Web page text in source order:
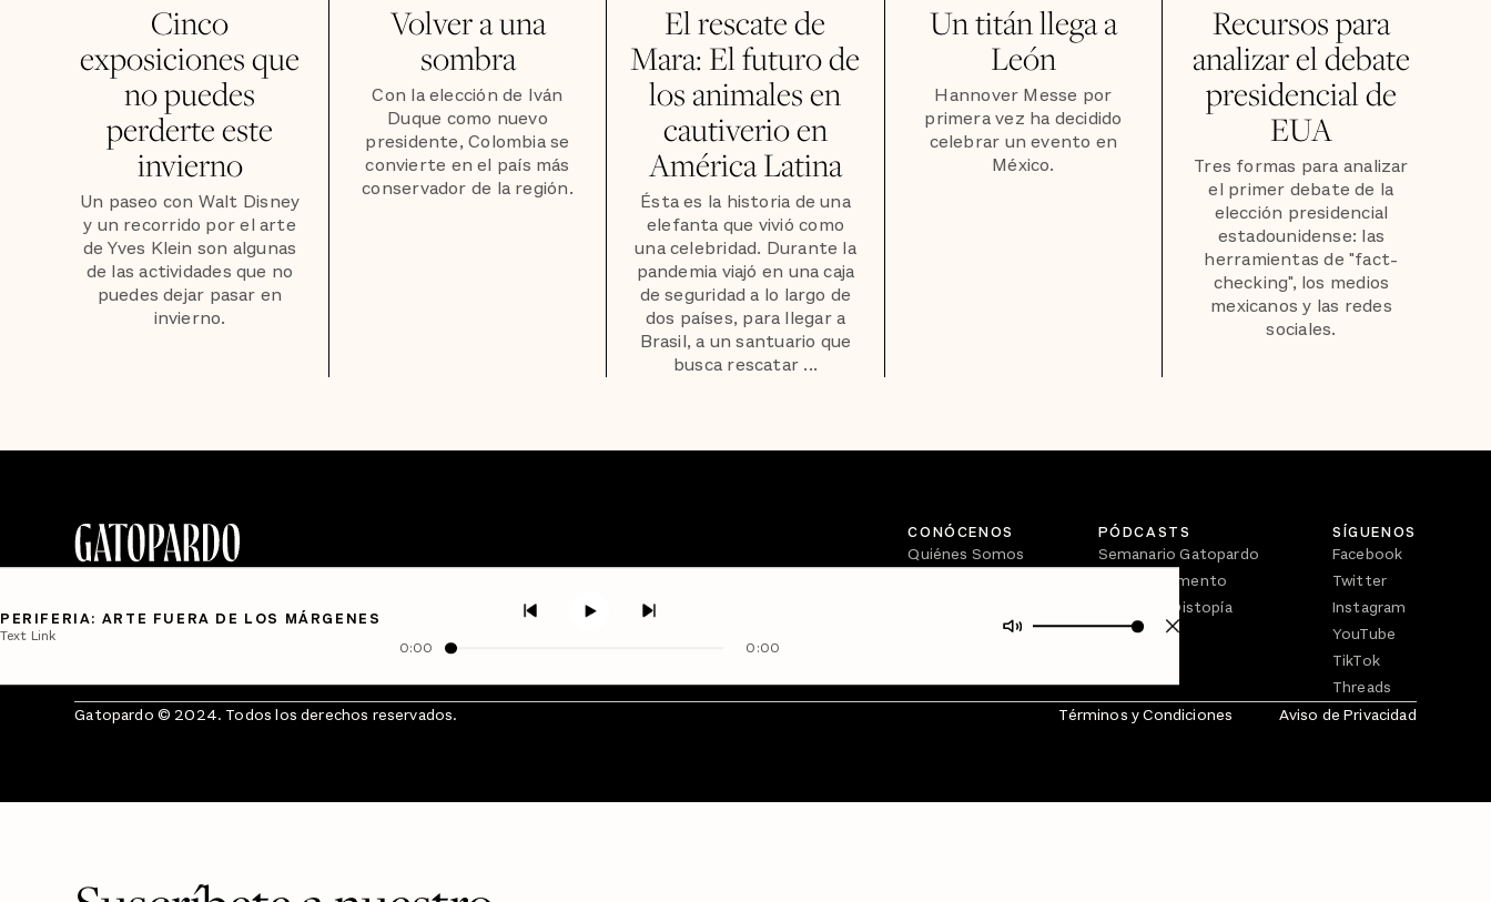
Cinco
exposiciones que
no puedes
perderte este
invierno
Un paseo con Walt Disney
y un recorrido por el arte
de Yves Klein son algunas
de las actividades que no
puedes dejar pasar en
invierno.
Volver a una
sombra
Con la elección de Iván
Duque como nuevo
presidente, Colombia se
convierte en el país más
conservador de la región.
El rescate de
Mara: El futuro de
los animales en
cautiverio en
América Latina
Ésta es la historia de una
elefanta que vivió como
una celebridad. Durante la
pandemia viajó en una caja
de seguridad a lo largo de
dos países, para llegar a
Brasil, a un santuario que
busca rescatar ...
Un titán llega a
León
Hannover Messe por
primera vez ha decidido
celebrar un evento en
México.
Recursos para
analizar el debate
presidencial de
EUA
Tres formas para analizar
el primer debate de la
elección presidencial
estadounidense: las
herramientas de "fact-
checking", los medios
mexicanos y las redes
sociales.
PERIFERIA: ARTE FUERA DE LOS MÁRGENES
Text Link
0:00 0:00
CONÓCENOS
Quiénes Somos
PÓDCASTS
Semanario Gatopardo
En Qué Momento
Crecer en Distopía
SÍGUENOS
Facebook
Twitter
Instagram
YouTube
TikTok
Threads
Gatopardo © 2024. Todos los derechos reservados.
Términos y Condiciones Aviso de Privacidad